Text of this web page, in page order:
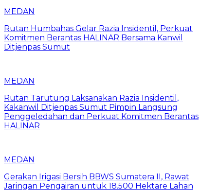
MEDAN
Rutan Humbahas Gelar Razia Insidentil, Perkuat
Komitmen Berantas HALINAR Bersama Kanwil
Ditjenpas Sumut
MEDAN
Rutan Tarutung Laksanakan Razia Insidentil,
Kakanwil Ditjenpas Sumut Pimpin Langsung
Penggeledahan dan Perkuat Komitmen Berantas
HALINAR
MEDAN
Gerakan Irigasi Bersih BBWS Sumatera II, Rawat
Jaringan Pengairan untuk 18.500 Hektare Lahan